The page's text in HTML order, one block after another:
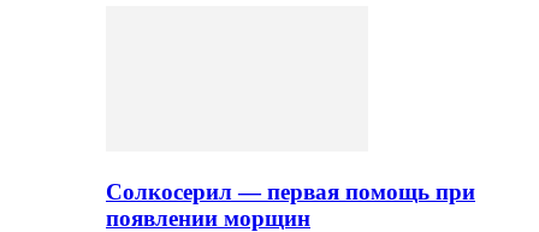
Солкосерил — первая помощь при
появлении морщин